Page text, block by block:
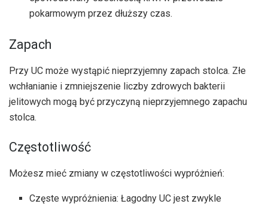
pokarmowym przez dłuższy czas.
Zapach
Przy UC może wystąpić nieprzyjemny zapach stolca. Złe
wchłanianie i zmniejszenie liczby zdrowych bakterii
jelitowych mogą być przyczyną nieprzyjemnego zapachu
stolca.
Częstotliwość
Możesz mieć zmiany w częstotliwości wypróżnień:
Częste wypróżnienia: Łagodny UC jest zwykle